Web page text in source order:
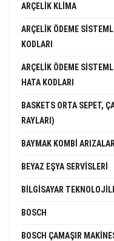
ARÇELIK KLIMA
ARÇELIK ÖDEME
KODLARI
ARÇELIK ÖDEME
HATA KODLARI
BASKETS ORTA SEPET,
RAYLARI)
BAYMAK KOMBI
BEYAZ EŞYA SERVISLERI
BILGISAYAR
BOSCH
BOSCH ÇAMAŞIR